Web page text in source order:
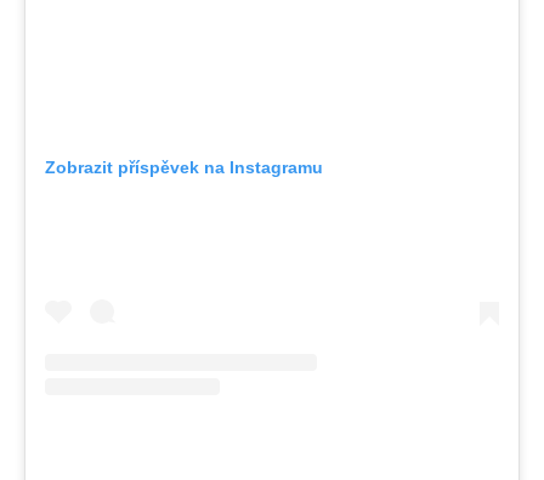
Zobrazit příspěvek na Instagramu